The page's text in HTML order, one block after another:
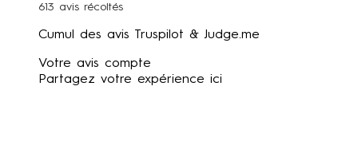
613 avis récoltés
Cumul des avis Truspilot & Judge.me
Votre avis compte
Partagez votre expérience ici